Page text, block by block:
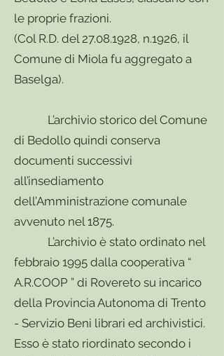
le proprie frazioni.
(Col R.D. del27.08.1928, n.1926, il
Comune di Miola fu aggregato a
Baselga).
L’archivio storico del Comune
di Bedollo quindi conserva
documenti successivi
all’insediamento
dell’Amministrazione comunale
avvenuto nel 1875.
L’archivio è stato ordinato nel
febbraio 1995 dalla cooperativa “
A.R.COOP ” di Rovereto su incarico
della Provincia Autonoma di Trento
- Servizio Beni librari ed archivistici.
Esso è stato riordinato secondo i